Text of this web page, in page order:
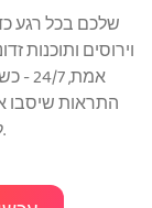
וירוסים ותוכנות
התראות שיסבו
לכם לבחור את דרך הפעולה.